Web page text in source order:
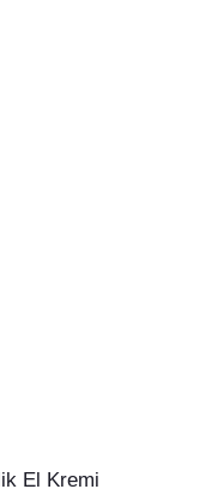
El Kremi